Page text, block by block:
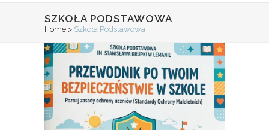
SZKOŁA PODSTAWOWA
Home > Szkoła Podstawowa